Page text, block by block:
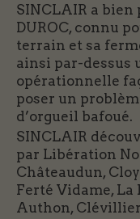
SINCLAIR a bien
DUROC, connu
terrain et sa
ainsi par-dessus
opérationnelle
poser un
d’orgueil bafoué.
SINCLAIR
par Libération
Châteaudun,
Ferté Vidame,
Authon,